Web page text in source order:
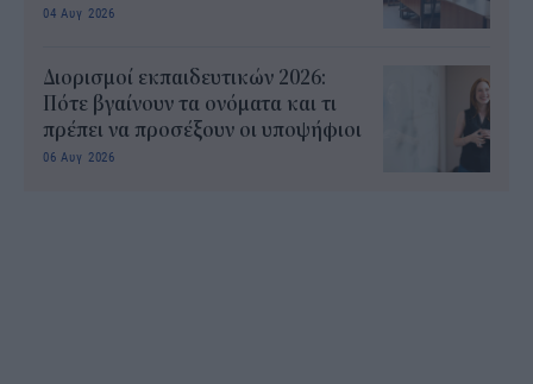
04 Αυγ 2026
Διορισμοί εκπαιδευτικών 2026:
Πότε βγαίνουν τα ονόματα και τι
πρέπει να προσέξουν οι υποψήφιοι
06 Αυγ 2026